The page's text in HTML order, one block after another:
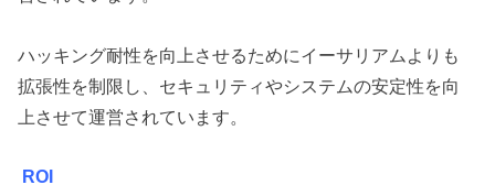
ハッキング耐性を向上させるためにイーサリアムよりも
拡張性を制限し、セキュリティやシステムの安定性を向
上させて運営されています。
ROI